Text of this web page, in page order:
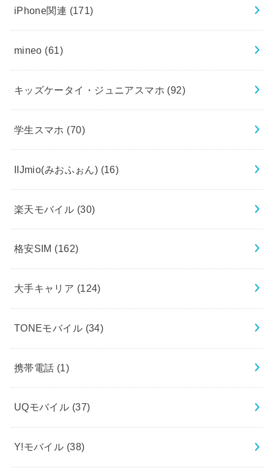
iPhone関連 (171)
mineo (61)
キッズケータイ・ジュニアスマホ (92)
学生スマホ (70)
IIJmio(みおふぉん) (16)
楽天モバイル (30)
格安SIM (162)
大手キャリア (124)
TONEモバイル (34)
携帯電話 (1)
UQモバイル (37)
Y!モバイル (38)